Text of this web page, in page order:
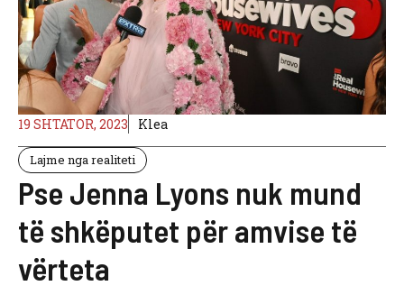
19 SHTATOR, 2023 Klea
Lajme nga realiteti
Pse Jenna Lyons nuk mund
të shkëputet për amvise të
vërteta